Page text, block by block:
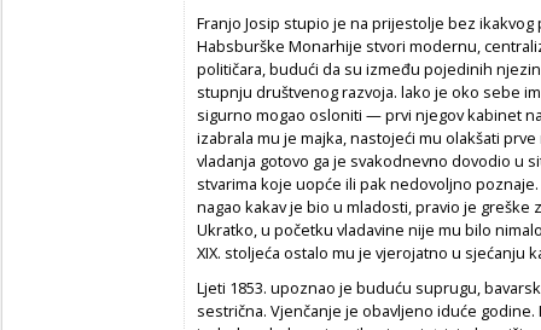
Franjo Josip stupio je na prijestolje bez
Habsburške Monarhije stvori modernu,
političara, budući da su između pojedinih
stupnju društvenog razvoja. lako je oko sebe
sigurno mogao osloniti — prvi njegov kabinet
izabrala mu je majka, nastojeći mu olakšati
vladanja gotovo ga je svakodnevno dovodio u
stvarima koje uopće ili pak nedovoljno
nagao kakav je bio u mladosti, pravio je greške
Ukratko, u početku vladavine nije mu bilo
XIX. stoljeća ostalo mu je vjerojatno u sjećanju
Ljeti 1853. upoznao je buduću suprugu,
sestrična. Vjenčanje je obavljeno iduće